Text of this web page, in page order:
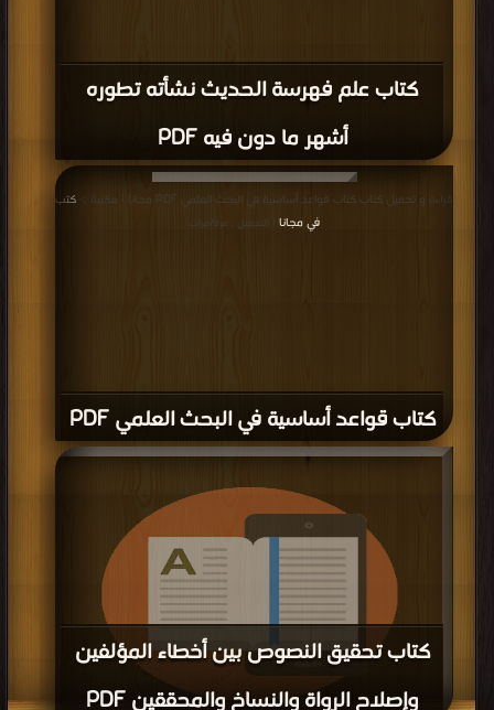
كتاب علم فهرسة الحديث نشأته تطوره
أشهر ما دون فيه PDF
كتاب قواعد أساسية في البحث العلمي PDF
قراءة و تحميل كتاب كتاب قواعد أساسية في البحث العلمي PDF مجانا | مكتبة >
كتب
في مجانا | التحميل : مرة/مرات
كتاب تحقيق النصوص بين أخطاء المؤلفين
وإصلاح الرواة والنساخ والمحققين PDF